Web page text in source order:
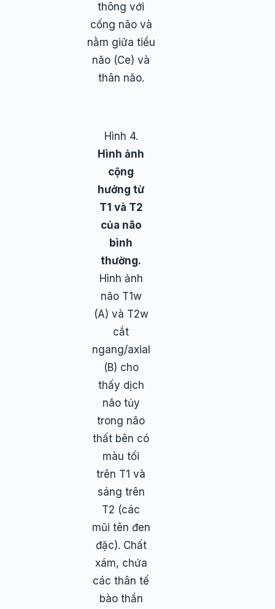
thông với
cống não và
nằm giữa tiểu
não (Ce) và
thân não.
Hình 4.
Hình ảnh
cộng
hưởng từ
T1 và T2
của não
bình
thường.
Hình ảnh
não T1w
(A) và T2w
cắt
ngang/axial
(B) cho
thấy dịch
não tủy
trong não
thất bên có
màu tối
trên T1 và
sáng trên
T2 (các
mũi tên đen
đặc). Chất
xám, chứa
các thân tế
bào thần